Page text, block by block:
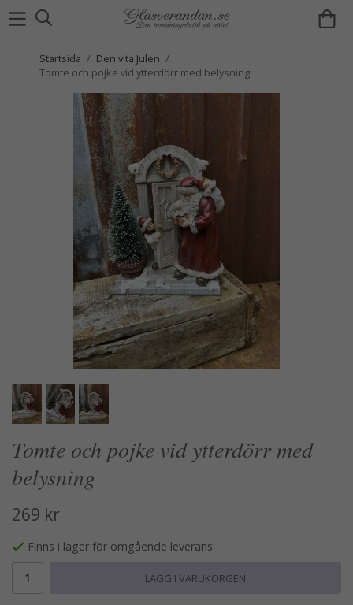
Startsida / Den vita Julen /
Tomte och pojke vid ytterdörr med belysning
Tomte och pojke vid ytterdörr med
belysning
269 kr
Finns i lager för omgående leverans
LÄGG I VARUKORGEN